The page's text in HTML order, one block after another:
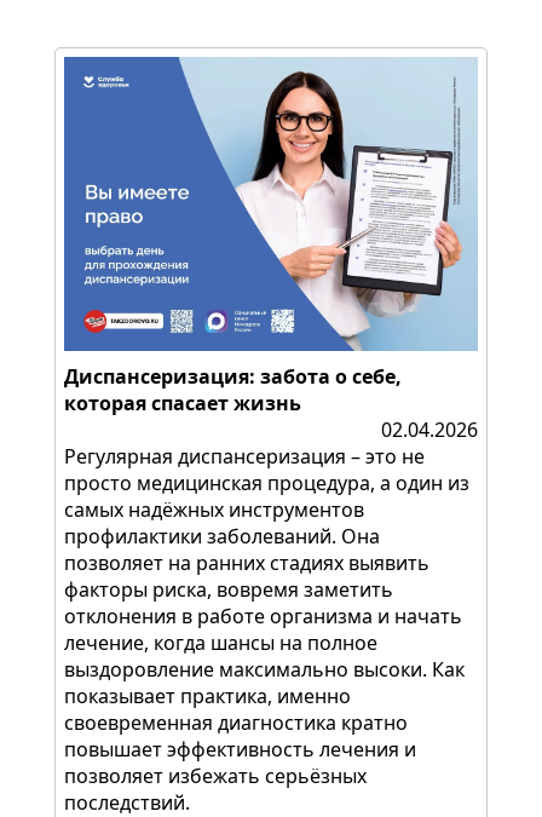
Диспансеризация: забота о себе,
которая спасает жизнь
02.04.2026
Регулярная диспансеризация – это не
просто медицинская процедура, а один из
самых надёжных инструментов
профилактики заболеваний. Она
позволяет на ранних стадиях выявить
факторы риска, вовремя заметить
отклонения в работе организма и начать
лечение, когда шансы на полное
выздоровление максимально высоки. Как
показывает практика, именно
своевременная диагностика кратно
повышает эффективность лечения и
позволяет избежать серьёзных
последствий.